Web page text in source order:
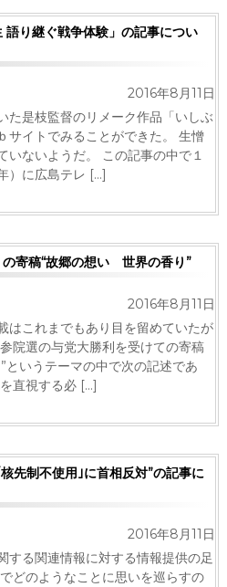
語り継ぐ戦争体験」の記事につい
2016年8月11日
た是枝監督のリメーク作品「いしぶ
サイトでみることができた。 生憎
いないようだ。 この記事の中で１
）に広島テレ […]
寄稿“故郷の想い 世界の香り”
2016年8月11日
はこれまでもあり目を留めていたが
院選の与党大勝利を受けての寄稿
というテーマの中で次の記述であ
直視する必 […]
先制不使用｣に首相反対”の記事に
2016年8月11日
する関連情報に対する情報提供の足
どのようなことに思いを巡らすの